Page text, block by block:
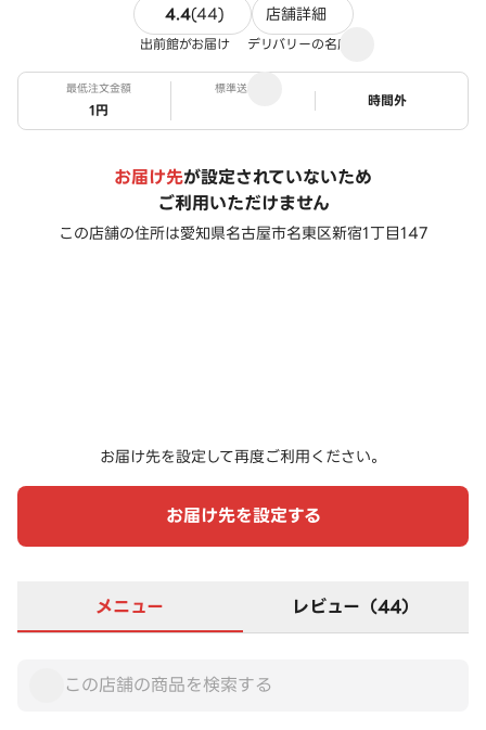
4.4(44)44件のレビュー
店舗詳細
出前館がお届け デリバリーの名店
最低注文金額
1円
標準送料
ステータス
時間外
お届け先が設定されていないため
ご利用いただけません
この店舗の住所は愛知県名古屋市名東区新宿1丁目147
お届け先を設定して再度ご利用ください。
お届け先を設定する
メニュー レビュー（44）